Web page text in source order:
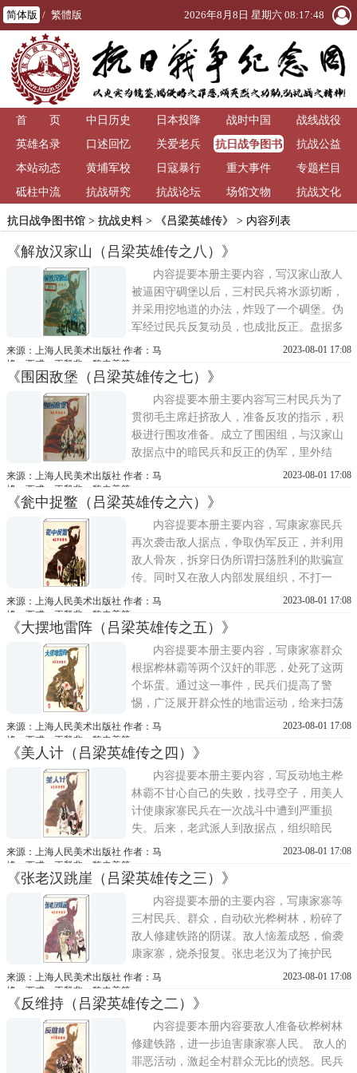
简体版 / 繁體版 2026年8月8日 星期六 08:17:48
首 页 中日历史 日本投降 战时中国
战线战役
英雄名录
口述回忆 关爱老兵
抗日战争图书
馆
抗战公益
本站动态
黄埔军校 日寇暴行 重大事件
专题栏目
砥柱中流
抗战研究 抗战论坛 场馆文物 抗战文化
抗日战争图书馆> 抗战史料> 《吕梁英雄传》 > 内容列表
《解放汉家山（吕梁英雄传之八）》
内容提要本册主要内容，写汉家山敌人
被逼困守碉堡以后，三村民兵将水源切断，
并采用挖地道的办法，炸毁了一个碉堡。伪
军经过民兵反复动员，也成批反正。盘据多
年的日寇，终于在民兵强大的压力下，狼狈
来源：上海人民美术出版社 作者：马
烽、西戎、王释非、魏忠善等
2023-08-01 17:08
《围困敌堡（吕梁英雄传之七）》
内容提要本册主要内容写三村民兵为了
贯彻毛主席赶挤敌人，准备反攻的指示，积
极进行围攻准备。成立了围困组，与汉家山
敌据点中的暗民兵和反正的伪军，里外结
合，挖掉敌人耳目——伪村公所；发动全村
境地。
来源：上海人民美术出版社 作者：马
烽、西戎、王释非、魏忠善等
2023-08-01 17:08
《瓮中捉鳖（吕梁英雄传之六）》
内容提要本册主要内容，写康家寨民兵
再次袭击敌人据点，争取伪军反正，并利用
敌人骨灰，拆穿日伪所谓扫荡胜利的欺骗宣
传。同时又在敌人内部发展组织，不打一
枪，就俘虏了一个碉堡里的全部日寇。搞得
来源：上海人民美术出版社 作者：马
烽、西戎、王释非、魏忠善等
2023-08-01 17:08
《大摆地雷阵（吕梁英雄传之五）》
内容提要本册主要内容，写康家寨群众
根据桦林霸等两个汉奸的罪恶，处死了这两
个坏蛋。通过这一事件，民兵们提高了警
惕，广泛展开群众性的地雷运动，给来扫荡
的敌伪迎头痛击。
来源：上海人民美术出版社 作者：马
烽、西戎、王释非、魏忠善等
2023-08-01 17:08
《美人计（吕梁英雄传之四）》
内容提要本册主要内容，写反动地主桦
林霸不甘心自己的失败，找寻空子，用美人
计使康家寨民兵在一次战斗中遭到严重损
失。后来，老武派人到敌据点，组织暗民
兵，里应外合，救出了被俘的民兵。那个受
相，挫败了汉奸桦林霸的阴谋。
来源：上海人民美术出版社 作者：马
烽、西戎、王释非、魏忠善等
2023-08-01 17:08
《张老汉跳崖（吕梁英雄传之三）》
内容提要本册的主要内容，写康家寨等
三村民兵、群众，自动砍光桦树林，粉碎了
敌人修建铁路的阴谋。敌人恼羞成怒，偷袭
康家寨，烧杀报复。张忠老汉为了掩护民
兵，使用调虎离山计，英勇不屈跳崖牺牲。
汉奸，夺回耕牛，取得了一次胜利。
来源：上海人民美术出版社 作者：马
烽、西戎、王释非、魏忠善等
2023-08-01 17:08
《反维持（吕梁英雄传之二）》
内容提要本册内容要敌人准备砍桦树林
修建铁路，进一步迫害康家寨人民。 敌人的
罪恶活动，激起全村群众无比的愤怒。民兵